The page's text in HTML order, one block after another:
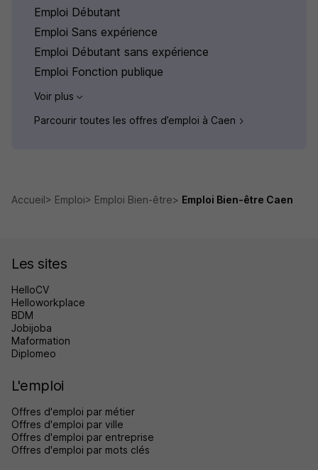
Emploi Débutant
Emploi Sans expérience
Emploi Débutant sans expérience
Emploi Fonction publique
Voir plus
Parcourir toutes les offres d’emploi à Caen
Accueil Emploi Emploi Bien-être Emploi Bien-être Caen
Les sites
HelloCV
Helloworkplace
BDM
Jobijoba
Maformation
Diplomeo
L'emploi
Offres d'emploi par métier
Offres d'emploi par ville
Offres d'emploi par entreprise
Offres d'emploi par mots clés